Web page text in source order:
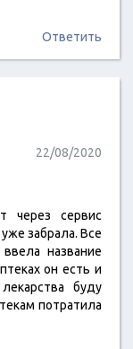
Ответить
22/08/2020
через сервис
забрала. Все
название
он есть и
буду
потратила